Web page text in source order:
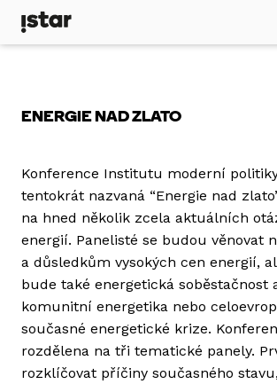
ENERGIE NAD ZLATO
Konference Institutu moderní politiky
tentokrát nazvaná “Energie nad
na hned několik zcela aktuálních
energií. Panelisté se budou věnovat
a důsledkům vysokých cen energií,
bude také energetická soběstačnost
komunitní energetika nebo
současné energetické krize.
rozdělena na tři tematické panely.
rozklíčovat příčiny současného